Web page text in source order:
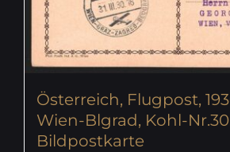
Österreich, Flugpost,
Wien-Blgrad, Kohl-
Bildpostkarte